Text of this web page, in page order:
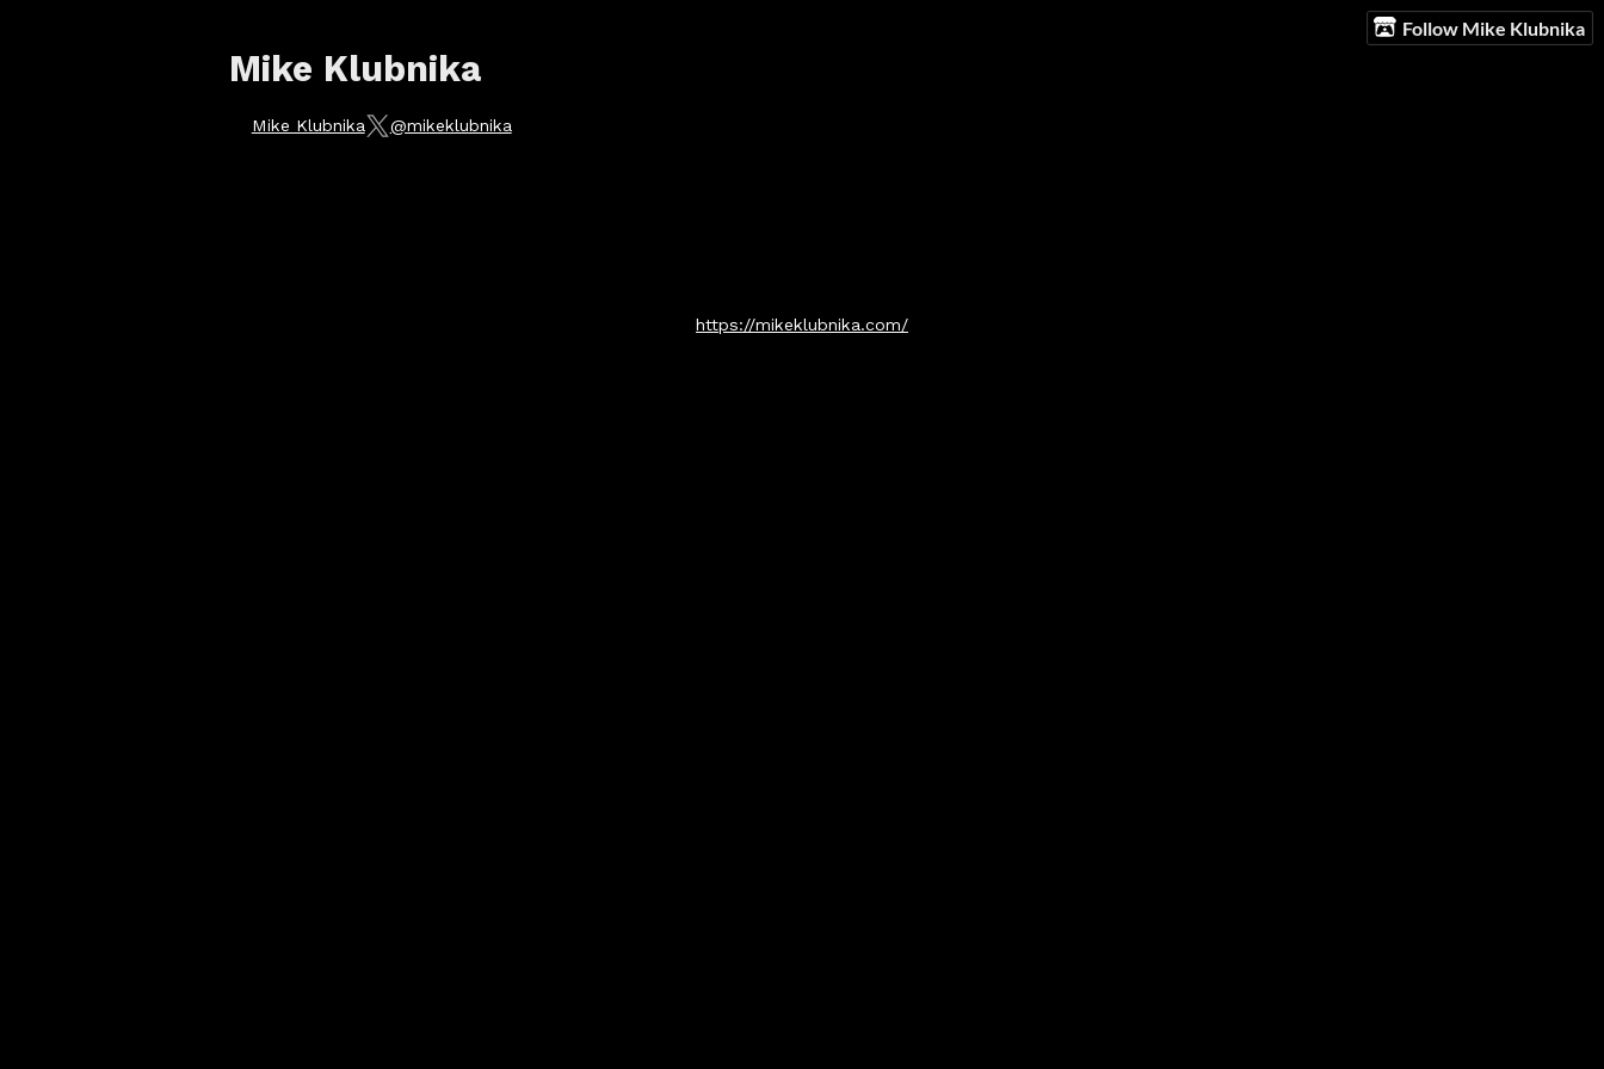
Follow Mike Klubnika
Mike Klubnika
Mike Klubnika @mikeklubnika
https://mikeklubnika.com/